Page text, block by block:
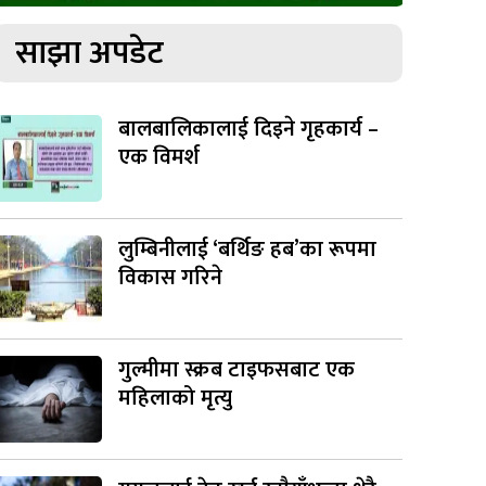
साझा अपडेट
बालबालिकालाई दिइने गृहकार्य –
एक विमर्श
लुम्बिनीलाई ‘बर्थिङ हब’का रूपमा
विकास गरिने
गुल्मीमा स्क्रब टाइफसबाट एक
महिलाको मृत्यु